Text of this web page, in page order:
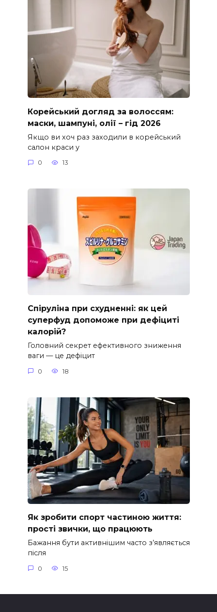
Корейський догляд за волоссям:
маски, шампуні, олії – гід 2026
Якщо ви хоч раз заходили в корейський
салон краси у
0 13
Спіруліна при схудненні: як цей
суперфуд допоможе при дефіциті
калорій?
Головний секрет ефективного зниження
ваги — це дефіцит
0 18
Як зробити спорт частиною життя:
прості звички, що працюють
Бажання бути активнішим часто з’являється
після
0 15